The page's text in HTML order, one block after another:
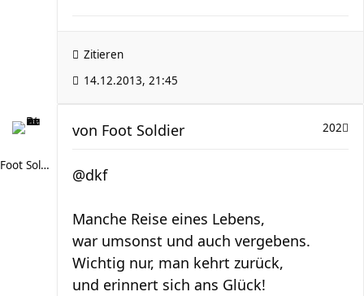
Zitieren
14.12.2013, 21:45
Foot Soldier
202
von Foot Soldier
@dkf
Manche Reise eines Lebens,
war umsonst und auch vergebens.
Wichtig nur, man kehrt zurück,
und erinnert sich ans Glück!